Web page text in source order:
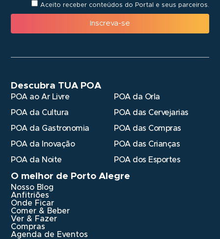
Aceito receber conteúdos do Portal e seus parceiros.
Inscreva-se
Descubra TUA POA
POA ao Ar Livre
POA da Cultura
POA da Gastronomia
POA da Inovação
POA da Noite
POA da Orla
POA das Cervejarias
POA das Compras
POA das Crianças
POA dos Esportes
O melhor de Porto Alegre
Nosso Blog
Anfitriões
Onde Ficar
Comer & Beber
Ver & Fazer
Compras
Agenda de Eventos